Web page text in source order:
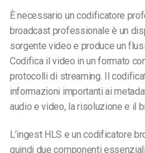
È necessario un codificatore
broadcast professionale è un
sorgente video e produce un
Codifica il video in un formato
protocolli di streaming. Il
informazioni importanti ai
audio e video, la risoluzione e il
L’ingest HLS e un codificatore
quindi due componenti